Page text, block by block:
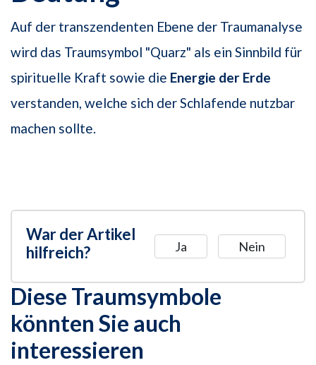
Auf der transzendenten Ebene der Traumanalyse
wird das Traumsymbol "Quarz" als ein Sinnbild für
spirituelle Kraft sowie die Energie der Erde
verstanden, welche sich der Schlafende nutzbar
machen sollte.
War der Artikel
hilfreich?
Ja Nein
Diese Traumsymbole
könnten Sie auch
interessieren